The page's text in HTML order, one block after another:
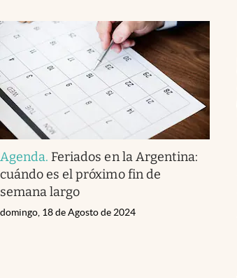
Agenda. Feriados en la Argentina:
cuándo es el próximo fin de
semana largo
domingo, 18 de Agosto de 2024